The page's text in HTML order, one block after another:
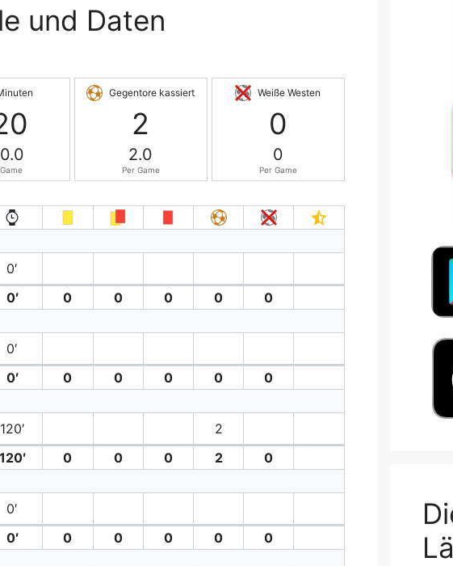
und Daten
Gegentore kassiert
2
2.0
Per Game
Weiße Westen
0
0
Per Game
0′
0′ 0 0 0 0 0
0′
0′ 0 0 0 0 0
120′
2
120′ 0 0 0 2 0
0′
0′ 0 0 0 0 0